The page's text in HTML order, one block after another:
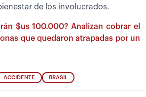
de los involucrados.
$us 100.000? Analizan cobrar el
que quedaron atrapadas por un
ACCIDENTE BRASIL